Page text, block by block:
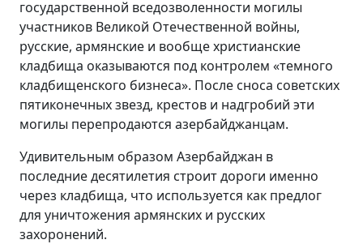
государственной вседозволенности могилы
участников Великой Отечественной войны,
русские, армянские и вообще христианские
кладбища оказываются под контролем «темного
кладбищенского бизнеса». После сноса советских
пятиконечных звезд, крестов и надгробий эти
могилы перепродаются азербайджанцам.
Удивительным образом Азербайджан в
последние десятилетия строит дороги именно
через кладбища, что используется как предлог
для уничтожения армянских и русских
захоронений.